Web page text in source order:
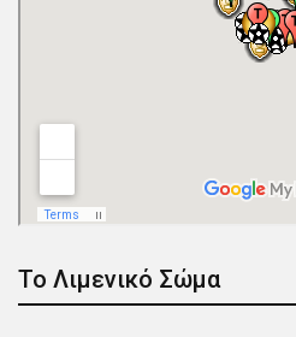
Το Λιμενικό Σώμα